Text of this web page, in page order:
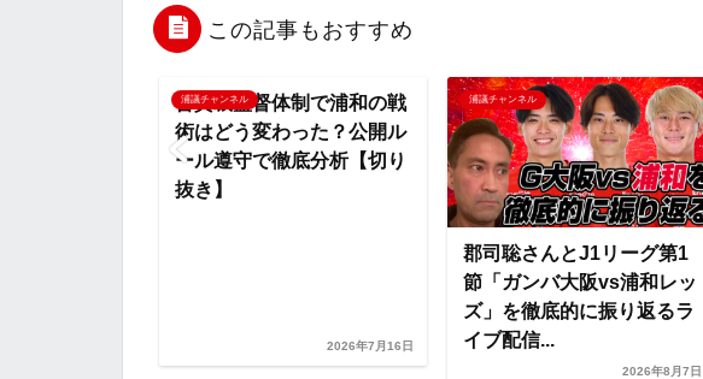
b
o
t
r
n
i
n
k
この記事もおすすめ
浦議チャンネル
曺貴裁監督体制で浦和の戦
術はどう変わった？公開ル
ール遵守で徹底分析【切り
抜き】
2026年7月16日
浦議チャンネル
郡司聡さんとJ1リーグ第1
節「ガンバ大阪vs浦和レッ
ズ」を徹底的に振り返るラ
イブ配信...
2026年8月7日